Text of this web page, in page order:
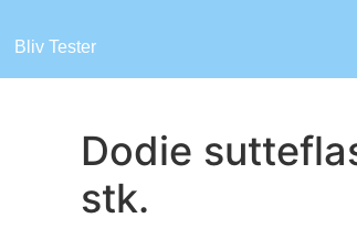
Bliv Tester
Dodie
stk.